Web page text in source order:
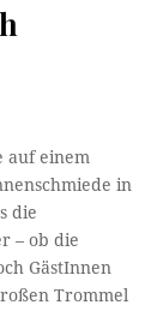
auf einem
in
die
– ob die
GästInnen
Trommel